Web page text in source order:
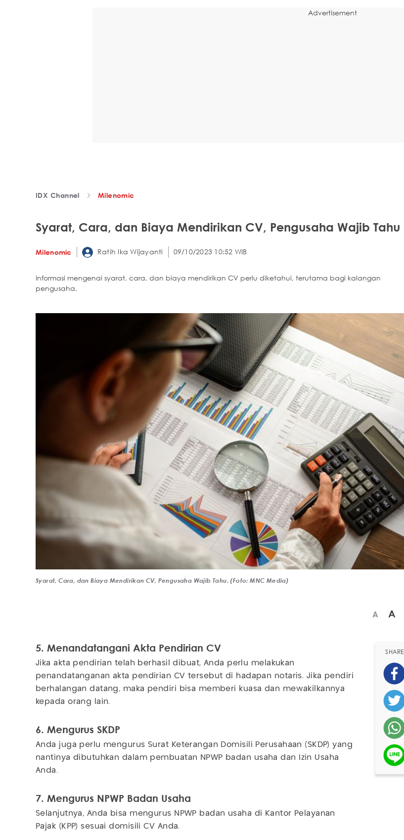
Advertisement
IDX Channel Milenomic
Syarat, Cara, dan Biaya Mendirikan CV, Pengusaha Wajib Tahu
Milenomic Ratih Ika Wijayanti 09/10/2023 10:52 WIB
Informasi mengenai syarat, cara, dan biaya mendirikan CV perlu diketahui, terutama bagi kalangan
pengusaha.
Syarat, Cara, dan Biaya Mendirikan CV, Pengusaha Wajib Tahu. (Foto: MNC Media)
A A
5. Menandatangani Akta Pendirian CV
Jika akta pendirian telah berhasil dibuat, Anda perlu melakukan
penandatanganan akta pendirian CV tersebut di hadapan notaris. Jika pendiri
berhalangan datang, maka pendiri bisa memberi kuasa dan mewakilkannya
kepada orang lain.
6. Mengurus SKDP
Anda juga perlu mengurus Surat Keterangan Domisili Perusahaan (SKDP) yang
nantinya dibutuhkan dalam pembuatan NPWP badan usaha dan Izin Usaha
Anda.
7. Mengurus NPWP Badan Usaha
Selanjutnya, Anda bisa mengurus NPWP badan usaha di Kantor Pelayanan
Pajak (KPP) sesuai domisili CV Anda.
SHARE